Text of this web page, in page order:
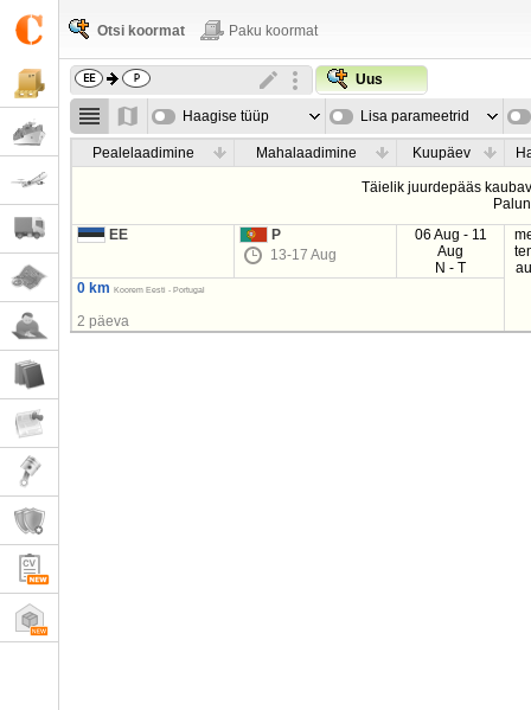
Otsi koormat Paku koormat
Uus
Haagise tüüp Lisa parameetrid
Pealelaadimine Mahalaadimine Kuupäev
Täielik juurdepääs
EE
P
13-17 Aug
06 Aug - 11
Aug
N - T
0 km
Koorem Eesti - Portugal
2 päeva